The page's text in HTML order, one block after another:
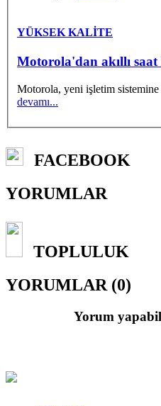
YÜKSEK KALİTE
Motorola'dan akıllı
Motorola, yeni işletim sistemine
devamı...
FACEBOOK
YORUMLAR
TOPLULUK
YORUMLAR (0)
Yorum